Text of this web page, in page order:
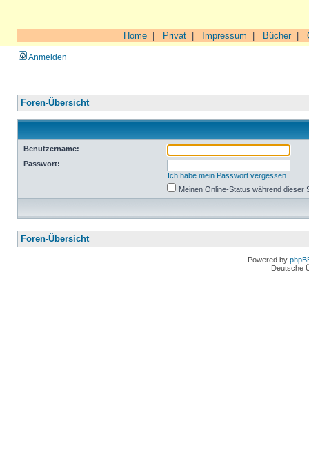
Home Privat Impressum Bücher|
Anmelden
Foren-Übersicht
Benutzername:
Passwort:
Ich habe mein Passwort vergessen
Meinen Online-Status während dieser
Foren-Übersicht
Powered by
Deutsche